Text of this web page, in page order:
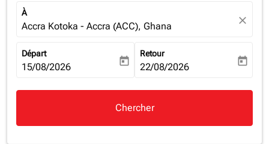
À
Accra Kotoka - Accra (ACC), Ghana close
Départ
fc-booking-departure-date-aria-label
15/08/2026 today
Retour
fc-booking-return-date-aria-
22/08/2026 today
Chercher